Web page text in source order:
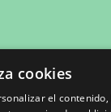
cookies
el